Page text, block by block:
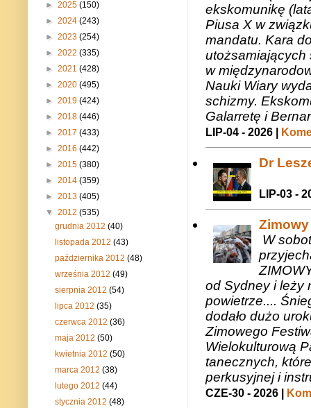
ekskomunikę
Piusa X w
mandatu. Kara
utożsamiających
w
Nauki Wiary
schizmy.
Galarretę i
LIP-04 - 2026 |
Dr
LIP-03 -
W
od Sydney i leży
powietrze....
dodało dużo
Zimowego
Wielokulturową
tanecznych,
perkusyjnej i
CZE-30 - 2026 |
► 2025 (150)
► 2024 (243)
► 2023 (254)
► 2022 (335)
► 2021 (428)
► 2020 (495)
► 2019 (424)
► 2018 (446)
► 2017 (433)
► 2016 (442)
► 2015 (380)
► 2014 (359)
► 2013 (405)
▼ 2012 (535)
grudnia 2012(40)
listopada 2012(43)
października 2012(48)
września 2012(49)
sierpnia 2012(54)
lipca 2012(35)
czerwca 2012(36)
maja 2012(50)
kwietnia 2012(50)
marca 2012(38)
lutego 2012(44)
stycznia 2012(48)